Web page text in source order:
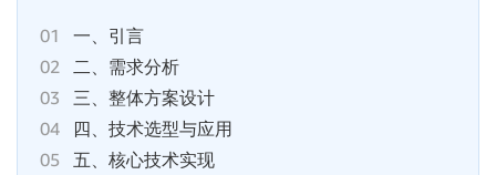
01
一、引言
02 二、需求分析
03
三、整体方案设计
04
四、技术选型与应用
05
五、核心技术实现